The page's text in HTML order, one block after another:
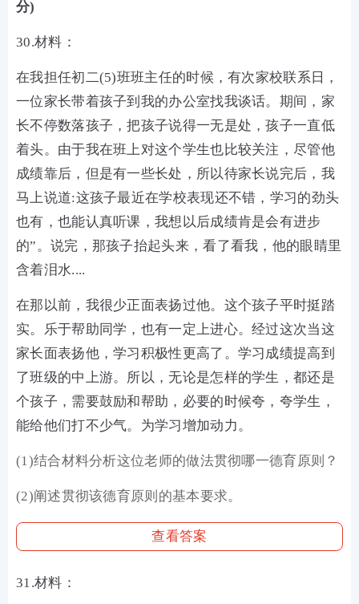
分)
30.材料：
在我担任初二(5)班班主任的时候，有次家校联系日，
一位家长带着孩子到我的办公室找我谈话。期间，家
长不停数落孩子，把孩子说得一无是处，孩子一直低
着头。由于我在班上对这个学生也比较关注，尽管他
成绩靠后，但是有一些长处，所以待家长说完后，我
马上说道:这孩子最近在学校表现还不错，学习的劲头
也有，也能认真听课，我想以后成绩肯是会有进步
的”。说完，那孩子抬起头来，看了看我，他的眼睛里
含着泪水....
在那以前，我很少正面表扬过他。这个孩子平时挺踏
实。乐于帮助同学，也有一定上进心。经过这次当这
家长面表扬他，学习积极性更高了。学习成绩提高到
了班级的中上游。所以，无论是怎样的学生，都还是
个孩子，需要鼓励和帮助，必要的时候夸，夸学生，
能给他们打不少气。为学习增加动力。
(1)结合材料分析这位老师的做法贯彻哪一德育原则？
(2)阐述贯彻该德育原则的基本要求。
查看答案
31.材料：